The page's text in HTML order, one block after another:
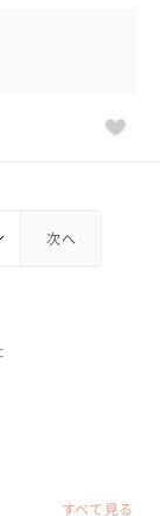
次へ
すべて見る